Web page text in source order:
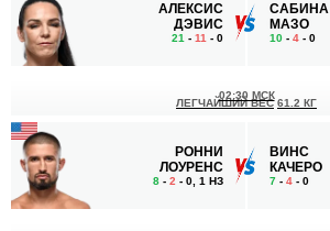
АЛЕКСИС
ДЭВИС
21 - 11 - 0
САБИНА
МАЗО
10 - 4 - 0
РОННИ
ЛОУРЕНС
8 - 2 - 0, 1 НЗ
02:30 МСК
ЛЕГЧАЙШИЙ ВЕС 61.2 КГ
ВИНС
КАЧЕРО
7 - 4 - 0